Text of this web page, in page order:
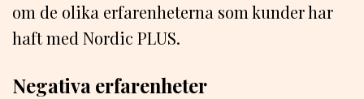
om de olika erfarenheterna som kunder har
haft med Nordic PLUS.
Negativa erfarenheter